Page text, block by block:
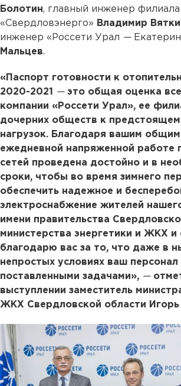
Болотин, главный инженер филиала
«Свердловэнерго» Владимир
инженер «Россети Урал —
Мальцев.
«Паспорт готовности к
2020-2021
—это общая оценка
компании «Россети Урал», ее
дочерних обществ к
нагрузок. Благодаря вашим общим
ежедневной напряженной работе
сетей проведена достойно и в
сроки, чтобы во время зимнего
обеспечить надежное и
электроснабжение жителей
имени правительства
министерства энергетики и ЖКХ и
благодарю вас за то, что даже в
непростых условиях ваш персонал
поставленными задачами», —
выступлении заместитель
ЖКХ Свердловской области Игорь